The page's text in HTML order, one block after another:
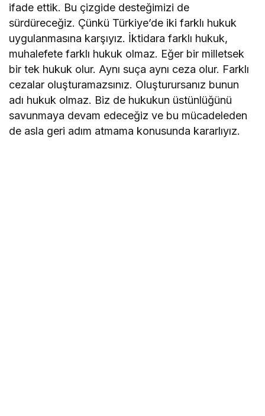
ifade ettik. Bu çizgide desteğimizi de
sürdüreceğiz. Çünkü Türkiye’de iki farklı hukuk
uygulanmasına karşıyız. İktidara farklı hukuk,
muhalefete farklı hukuk olmaz. Eğer bir milletsek
bir tek hukuk olur. Aynı suça aynı ceza olur. Farklı
cezalar oluşturamazsınız. Oluşturursanız bunun
adı hukuk olmaz. Biz de hukukun üstünlüğünü
savunmaya devam edeceğiz ve bu mücadeleden
de asla geri adım atmama konusunda kararlıyız.